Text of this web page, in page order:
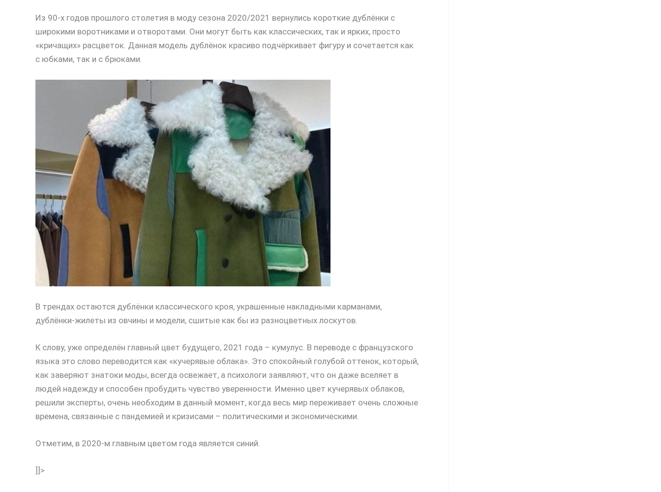
Из 90-х годов прошлого столетия в моду сезона 2020/2021 вернулись короткие дублёнки с
широкими воротниками и отворотами. Они могут быть как классических, так и ярких, просто
«кричащих» расцветок. Данная модель дублёнок красиво подчёркивает фигуру и сочетается как
с юбками, так и с брюками.
В трендах остаются дублёнки классического кроя, украшенные накладными карманами,
дублёнки-жилеты из овчины и модели, сшитые как бы из разноцветных лоскутов.
К слову, уже определён главный цвет будущего, 2021 года – кумулус. В переводе с французского
языка это слово переводится как «кучерявые облака». Это спокойный голубой оттенок, который,
как заверяют знатоки моды, всегда освежает, а психологи заявляют, что он даже вселяет в
людей надежду и способен пробудить чувство уверенности. Именно цвет кучерявых облаков,
решили эксперты, очень необходим в данный момент, когда весь мир переживает очень сложные
времена, связанные с пандемией и кризисами – политическими и экономическими.
Отметим, в 2020-м главным цветом года является синий.
]]>